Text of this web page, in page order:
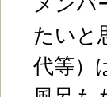
たいと
代等）